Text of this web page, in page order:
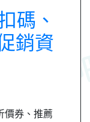
碼、
銷資
價券、推薦